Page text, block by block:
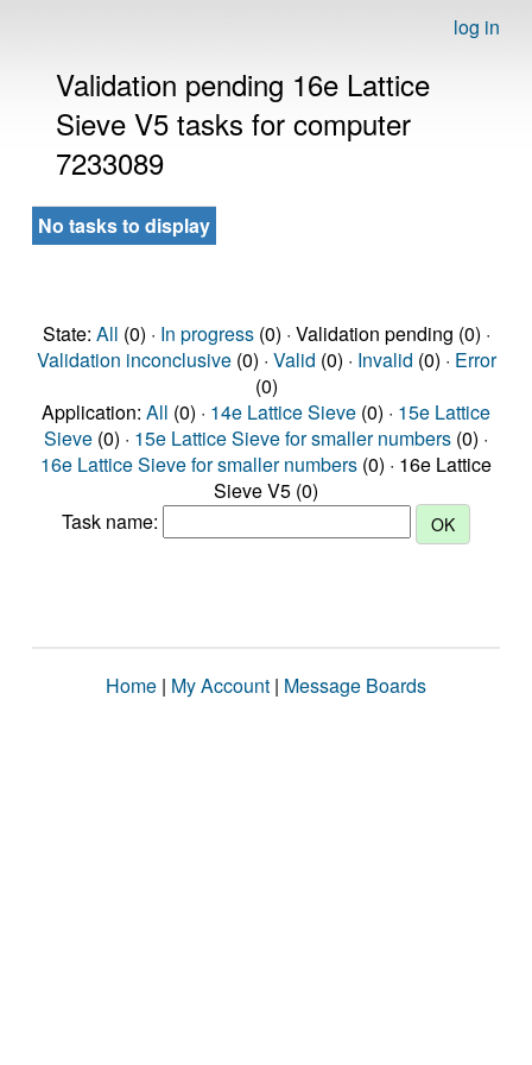
log in
Validation pending 16e Lattice
Sieve V5 tasks for computer
7233089
No tasks to display
State: All (0) · In progress(0) · Validation pending (0) ·
Validation inconclusive(0) · Valid (0) · Invalid (0) · Error
(0)
Application: All (0) · 14e Lattice Sieve (0) · 15e Lattice
Sieve (0) · 15e Lattice Sieve for smaller numbers (0) ·
16e Lattice Sieve for smaller numbers (0) · 16e Lattice
Sieve V5 (0)
Task name:
Home | My Account | Message Boards